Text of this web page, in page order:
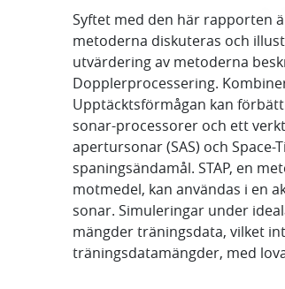
Syftet med den här rapporten
metoderna diskuteras och
utvärdering av metoderna
Dopplerprocessering.
Upptäcktsförmågan kan
sonar-processorer och ett
apertursonar (SAS) och
spaningsändamål. STAP, en
motmedel, kan användas i en
sonar. Simuleringar under
mängder träningsdata, vilket
träningsdatamängder, med